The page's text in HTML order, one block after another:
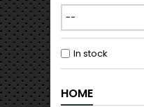
In stock
HOME